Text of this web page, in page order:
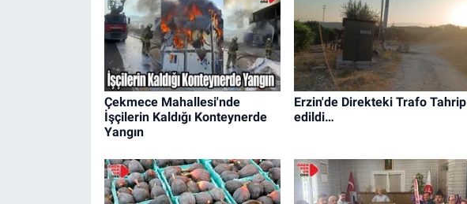
Çekmece Mahallesi'nde
İşçilerin Kaldığı Konteynerde
Yangın
Erzin'de Direkteki Trafo Tahrip
edildi…